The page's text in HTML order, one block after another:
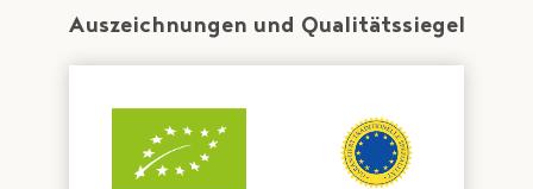
Auszeichnungen und Qualitätssiegel